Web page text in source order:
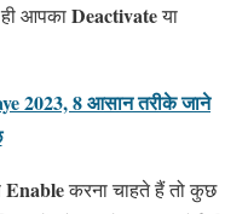
आपकाDeactivateया
2023, 8 आसान तरीके जाने
Enableकरना चाहते हैं तो कुछ